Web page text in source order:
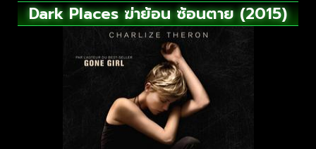
Dark Places ฆ่าย้อน ซ้อนตาย (2015)